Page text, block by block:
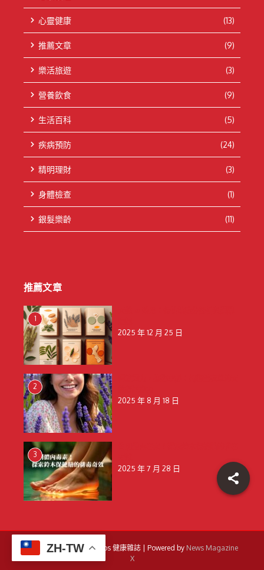
心靈健康 (13)
推薦文章 (9)
樂活旅遊 (3)
營養飲食 (9)
生活百科 (5)
疾病預防 (24)
精明理財 (3)
身體檢查 (1)
銀髮樂齡 (11)
推薦文章
1
2025 年 12 月 25 日
2
2025 年 8 月 18 日
3
2025 年 7 月 28 日
Copyright © 2026 Amigos 健康雜誌 | Powered by News Magazine
X
ZH-TW